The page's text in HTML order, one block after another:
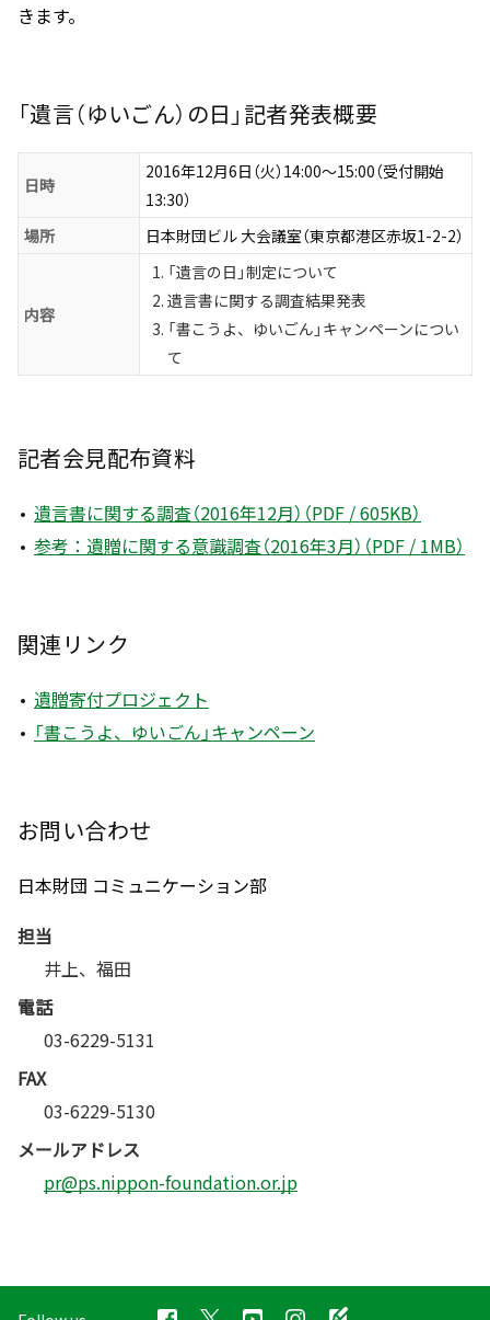
きます。
「遺言（ゆいごん）の日」記者発表概要
日時
2016年12月6日（火）14:00～15:00（受付開始
13:30）
場所
日本財団ビル 大会議室（東京都港区赤坂1-2-2）
内容
「遺言の日」制定について
遺言書に関する調査結果発表
「書こうよ、ゆいごん」キャンペーンについ
て
記者会見配布資料
遺言書に関する調査（2016年12月）（PDF / 605KB）
参考：遺贈に関する意識調査（2016年3月）（PDF / 1MB）
関連リンク
遺贈寄付プロジェクト
「書こうよ、ゆいごん」キャンペーン
お問い合わせ
日本財団 コミュニケーション部
担当
井上、福田
電話
03-6229-5131
FAX
03-6229-5130
メールアドレス
pr@ps.nippon-foundation.or.jp